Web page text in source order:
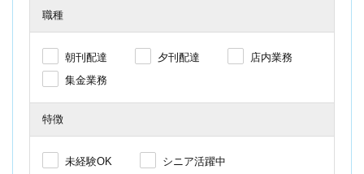
職種
朝刊配達 夕刊配達
店内業務
集金業務
特徴
未経験OK
シニア活躍中